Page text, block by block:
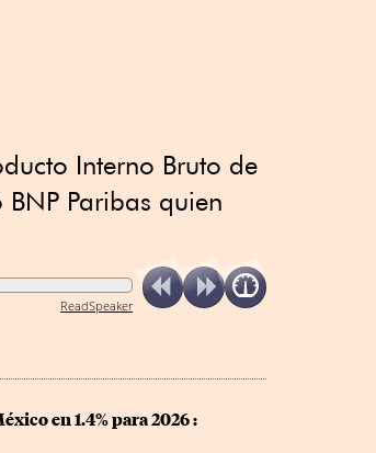
Interno Bruto de
Paribas quien
ReadSpeaker
en 1.4% para 2026 :